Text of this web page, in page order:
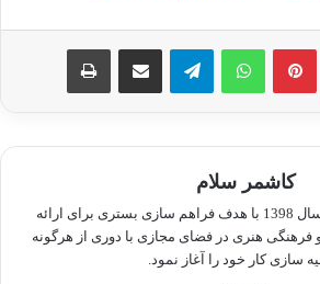
پینترستواتس آپ تلگرام اشتراک گذاری از طریق ایمیل چاپ
کاشمر سلام
رسانه کاشمر سلام، از سال 1398 با هدف فراهم سازی بستری برای ارائه
فرهنگی هنری در فضای مجازی با دوری از هرگونه
سازی کار خود را آغاز نمود.